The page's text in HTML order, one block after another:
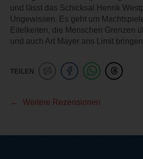
und lässt das Schicksal Henrik
Ungewissen. Es geht um
Eitelkeiten, die Menschen Grenzen
und auch Art Mayer ans Limit
TEILEN
Weitere Rezensionen